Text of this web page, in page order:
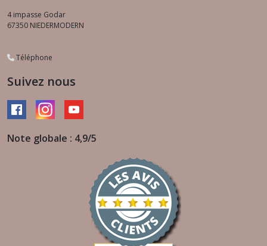
4 impasse Godar
67350 NIEDERMODERN
Téléphone
Suivez nous
Note globale : 4,9/5